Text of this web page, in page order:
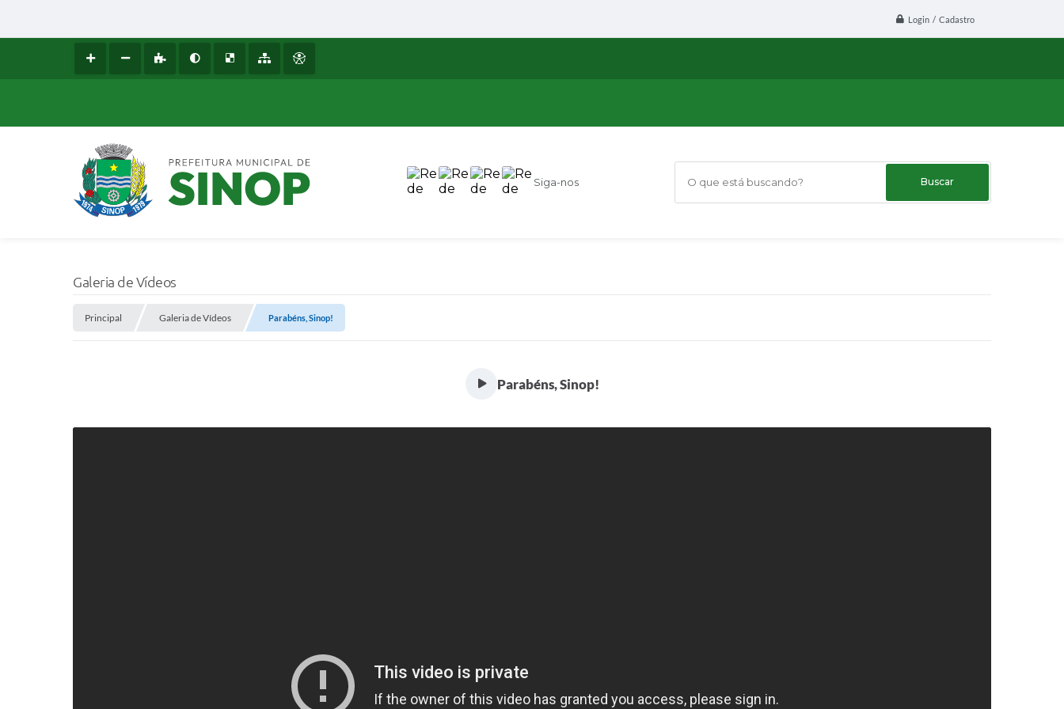
Login / Cadastro
Siga-nos O que está buscando?
Galeria de Vídeos
Principal Galeria de Vídeos Parabéns, Sinop!
Parabéns, Sinop!